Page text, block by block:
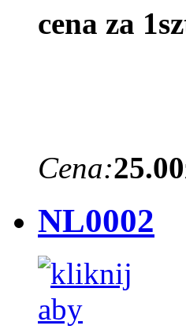
cena za
Cena:25.00
NL0002